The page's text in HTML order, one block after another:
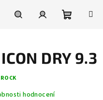
košík
DRY 9.3
hodnocení